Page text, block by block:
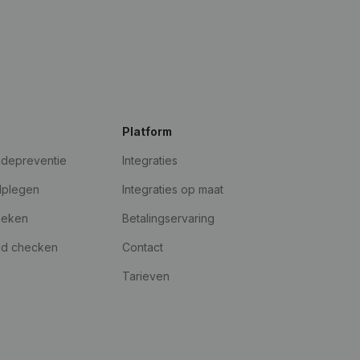
checken
Platform
Integraties
Integraties op maat
Betalingservaring
Contact
Tarieven